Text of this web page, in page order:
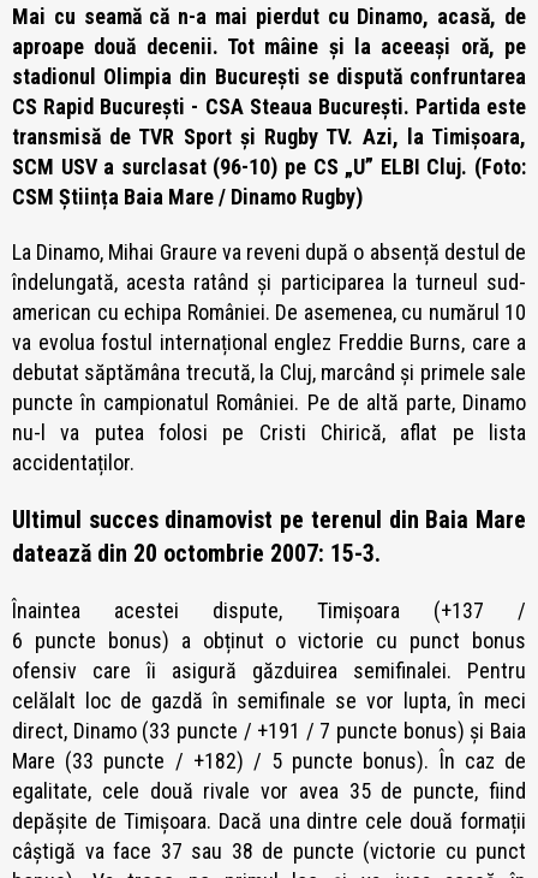
Mai cu seamă că n-a mai pierdut cu Dinamo, acasă, de
aproape două decenii. Tot mâine și la aceeași oră, pe
stadionul Olimpia din București se dispută confruntarea
CS Rapid București - CSA Steaua București. Partida este
transmisă de TVR Sport și Rugby TV. Azi, la Timișoara,
SCM USV a surclasat (96-10) pe CS „U” ELBI Cluj. (Foto:
CSM Știința Baia Mare / Dinamo Rugby)
La Dinamo, Mihai Graure va reveni după o absență destul de
îndelungată, acesta ratând și participarea la turneul sud-
american cu echipa României. De asemenea, cu numărul 10
va evolua fostul internațional englez Freddie Burns, care a
debutat săptămâna trecută, la Cluj, marcând și primele sale
puncte în campionatul României. Pe de altă parte, Dinamo
nu-l va putea folosi pe Cristi Chirică, aflat pe lista
accidentaților.
Ultimul succes dinamovist pe terenul din Baia Mare
datează din 20 octombrie 2007: 15-3.
Înaintea acestei dispute,
Timișoara (+137 /
6 puncte bonus) a obținut o victorie cu punct bonus
ofensiv care îi asigură găzduirea semifinalei. Pentru
celălalt loc de gazdă în semifinale se vor lupta, în meci
direct, Dinamo (33 puncte / +191 / 7 puncte bonus) și Baia
Mare (33 puncte / +182) / 5 puncte bonus). În caz de
egalitate, cele două rivale vor avea 35 de puncte, fiind
depășite de Timișoara. Dacă una dintre cele două formații
câștigă va face 37 sau 38 de puncte (victorie cu punct